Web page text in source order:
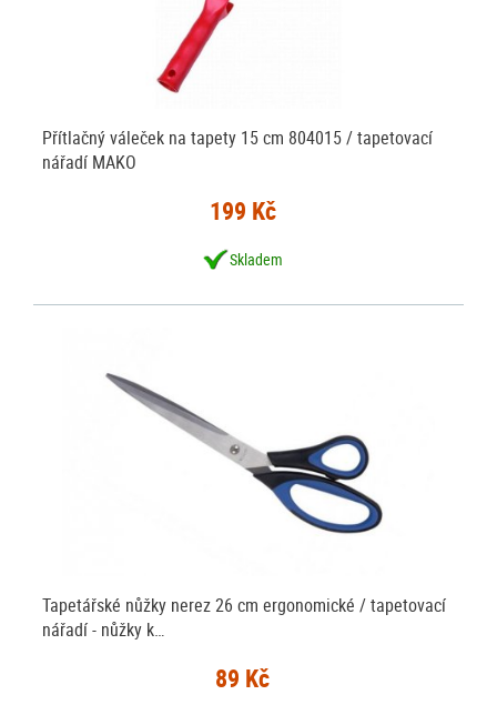
Přítlačný váleček na tapety 15 cm 804015 / tapetovací
nářadí MAKO
199 Kč
Skladem
Tapetářské nůžky nerez 26 cm ergonomické / tapetovací
nářadí - nůžky k…
89 Kč